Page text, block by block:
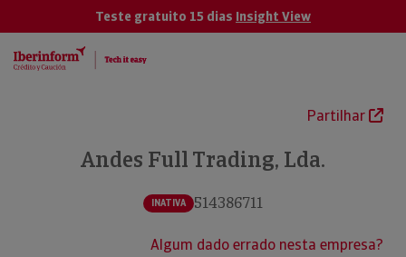
Teste gratuito 15 dias Insight View
Partilhar
Andes Full Trading, Lda.
INATIVA 514386711
Algum dado errado nesta empresa?